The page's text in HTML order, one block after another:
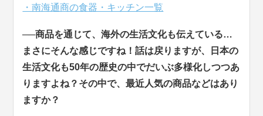
・南海通商の食器・キッチン一覧
──商品を通じて、海外の生活文化も伝えている…
まさにそんな感じですね！話は戻りますが、日本の
生活文化も50年の歴史の中でだいぶ多様化しつつあ
りますよね？その中で、最近人気の商品などはあり
ますか？